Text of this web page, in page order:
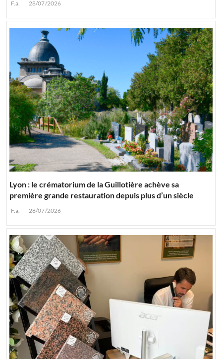
F.a. 28/07/2026
Lyon : le crématorium de la Guillotière achève sa
première grande restauration depuis plus d’un siècle
F.a. 28/07/2026